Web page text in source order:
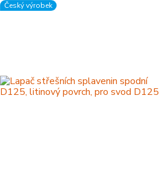
Český výrobek